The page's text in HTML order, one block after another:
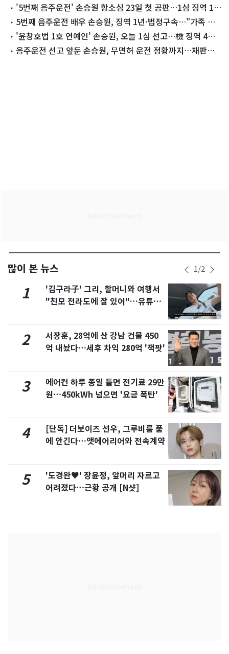
'5번째 음주운전' 손승원 항소심 23일 첫 공판…1심 징역 1년
법정구속
5번째 음주운전 배우 손승원, 징역 1년·법정구속…"가족 돌
봐야" 호소(종합)
'윤창호법 1호 연예인' 손승원, 오늘 1심 선고…檢 징역 4년
구형음주운전 선고 앞둔 손승원, 무면허 운전 정황까지…재판에
많이 본 뉴스 1/2
1
'김구라子' 그리, 할머니와 여행서
"친모 전라도에 잘 있어"…유튜브
2
서장훈, 28억에 산 강남 건물 450
억 내놨다…세후 차익 280억 '잭팟'
3
에어컨 하루 종일 틀면 전기료 29만
원…450kWh 넘으면 '요금 폭탄'
4
[단독] 더보이즈 선우, 그루비룸 품
에 안긴다…앳에어리어와 전속계약
5
'도경완♥' 장윤정, 앞머리 자르고
어려졌다…근황 공개 [N샷]